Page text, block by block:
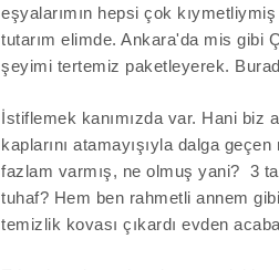
eşyalarımın hepsi çok
tutarım elimde. Ankara'da mis gibi
şeyimi tertemiz paketleyerek.
İstiflemek kanımızda var. Hani biz
kaplarını atamayışıyla dalga
fazlam varmış, ne olmuş yani?
3
tuhaf? Hem ben rahmetli annem
temizlik kovası çıkardı evden